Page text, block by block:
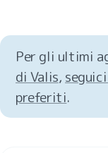
Per gli ultimi
di Valis,
preferiti.